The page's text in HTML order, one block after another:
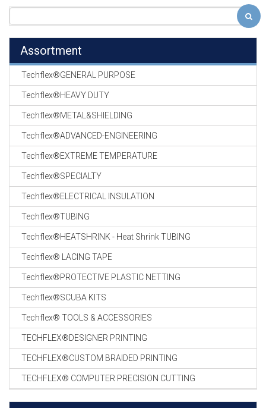
Assortment
Techflex®GENERAL PURPOSE
Techflex®HEAVY DUTY
Techflex®METAL&SHIELDING
Techflex®ADVANCED-ENGINEERING
Techflex®EXTREME TEMPERATURE
Techflex®SPECIALTY
Techflex®ELECTRICAL INSULATION
Techflex®TUBING
Techflex®HEATSHRINK - Heat Shrink TUBING
Techflex® LACING TAPE
Techflex®PROTECTIVE PLASTIC NETTING
Techflex®SCUBA KITS
Techflex® TOOLS & ACCESSORIES
TECHFLEX®DESIGNER PRINTING
TECHFLEX®CUSTOM BRAIDED PRINTING
TECHFLEX® COMPUTER PRECISION CUTTING